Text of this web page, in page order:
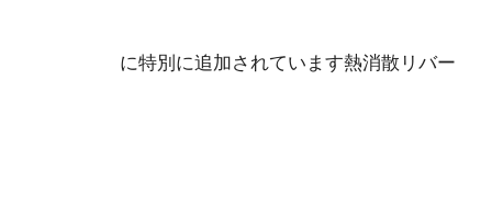
に特別に追加されています熱消散リバー